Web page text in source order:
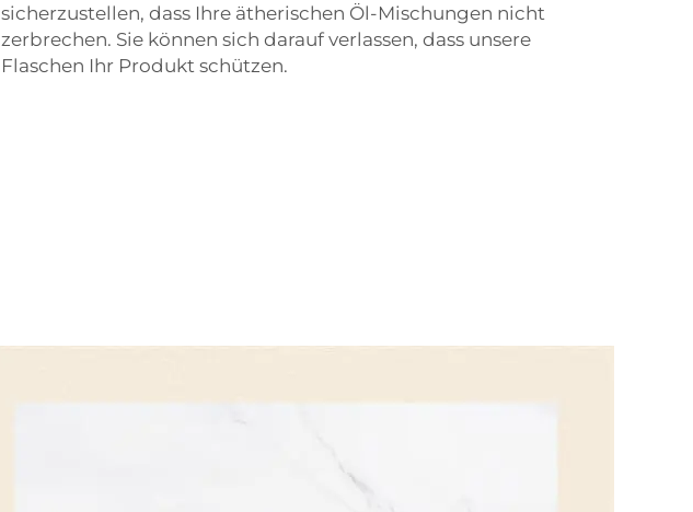
sicherzustellen, dass Ihre ätherischen Öl-Mischungen nicht
zerbrechen. Sie können sich darauf verlassen, dass unsere
Flaschen Ihr Produkt schützen.